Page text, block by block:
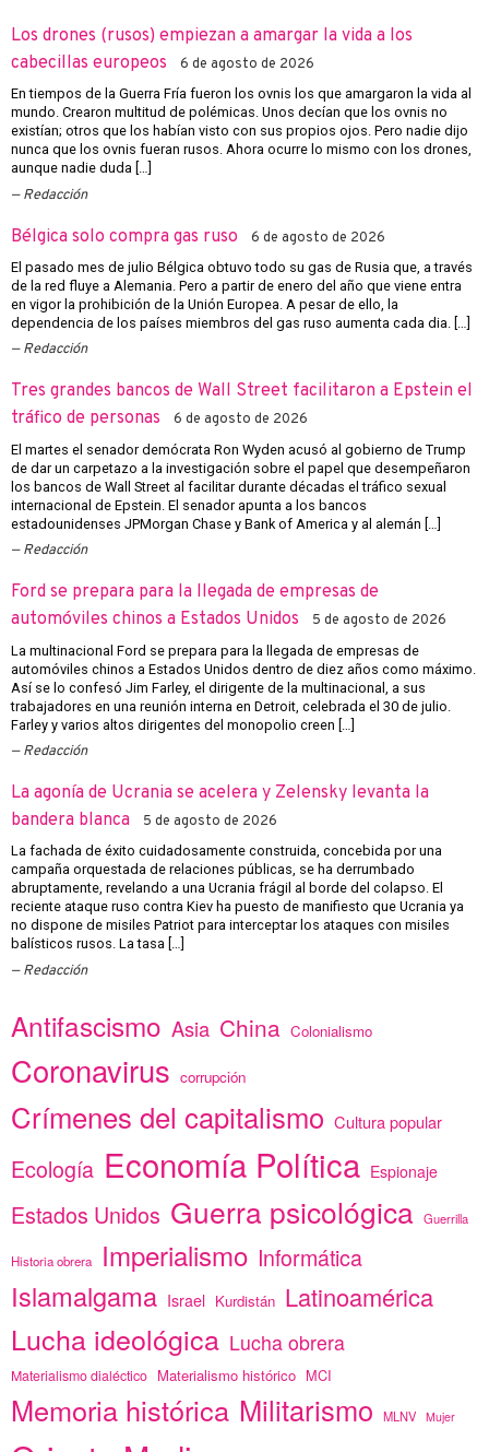
Los drones (rusos) empiezan a amargar la vida a los
cabecillas europeos
6 de agosto de 2026
En tiempos de la Guerra Fría fueron los ovnis los que amargaron la vida al
mundo. Crearon multitud de polémicas. Unos decían que los ovnis no
existían; otros que los habían visto con sus propios ojos. Pero nadie dijo
nunca que los ovnis fueran rusos. Ahora ocurre lo mismo con los drones,
aunque nadie duda […]
Redacción
Bélgica solo compra gas ruso 6 de agosto de 2026
El pasado mes de julio Bélgica obtuvo todo su gas de Rusia que, a través
de la red fluye a Alemania. Pero a partir de enero del año que viene entra
en vigor la prohibición de la Unión Europea. A pesar de ello, la
dependencia de los países miembros del gas ruso aumenta cada dia. […]
Redacción
Tres grandes bancos de Wall Street facilitaron a Epstein el
tráfico de personas
6 de agosto de 2026
El martes el senador demócrata Ron Wyden acusó al gobierno de Trump
de dar un carpetazo a la investigación sobre el papel que desempeñaron
los bancos de Wall Street al facilitar durante décadas el tráfico sexual
internacional de Epstein. El senador apunta a los bancos
estadounidenses JPMorgan Chase y Bank of America y al alemán […]
Redacción
Ford se prepara para la llegada de empresas de
automóviles chinos a Estados Unidos
5 de agosto de 2026
La multinacional Ford se prepara para la llegada de empresas de
automóviles chinos a Estados Unidos dentro de diez años como máximo.
Así se lo confesó Jim Farley, el dirigente de la multinacional, a sus
trabajadores en una reunión interna en Detroit, celebrada el 30 de julio.
Farley y varios altos dirigentes del monopolio creen […]
Redacción
La agonía de Ucrania se acelera y Zelensky levanta la
bandera blanca
5 de agosto de 2026
La fachada de éxito cuidadosamente construida, concebida por una
campaña orquestada de relaciones públicas, se ha derrumbado
abruptamente, revelando a una Ucrania frágil al borde del colapso. El
reciente ataque ruso contra Kiev ha puesto de manifiesto que Ucrania ya
no dispone de misiles Patriot para interceptar los ataques con misiles
balísticos rusos. La tasa […]
Redacción
Antifascismo Asia China Colonialismo
Coronavirus corrupción
Crímenes del capitalismo Cultura popular
Ecología Economía Política Espionaje
Estados Unidos Guerra psicológica Guerrilla
Historia obrera Imperialismo Informática
Islamalgama Israel Kurdistán Latinoamérica
Lucha ideológica Lucha obrera
Materialismo dialéctico Materialismo histórico MCI
Memoria histórica Militarismo MLNV Mujer